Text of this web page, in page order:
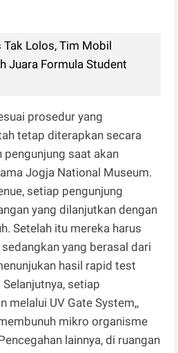
Tak Lolos, Tim Mobil
Juara Formula Student
prosedur yang
tetap diterapkan secara
saat akan
Jogja National Museum.
setiap pengunjung
yang dilanjutkan dengan
Setelah itu mereka harus
yang berasal dari
hasil rapid test
setiap
melalui UV Gate System,,
mikro organisme
lainnya, di ruangan